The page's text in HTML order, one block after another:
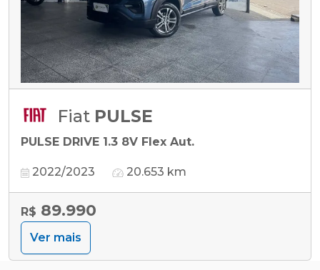
Fiat PULSE
PULSE DRIVE 1.3 8V Flex Aut.
2022/2023 20.653 km
R$ 89.990
Ver mais